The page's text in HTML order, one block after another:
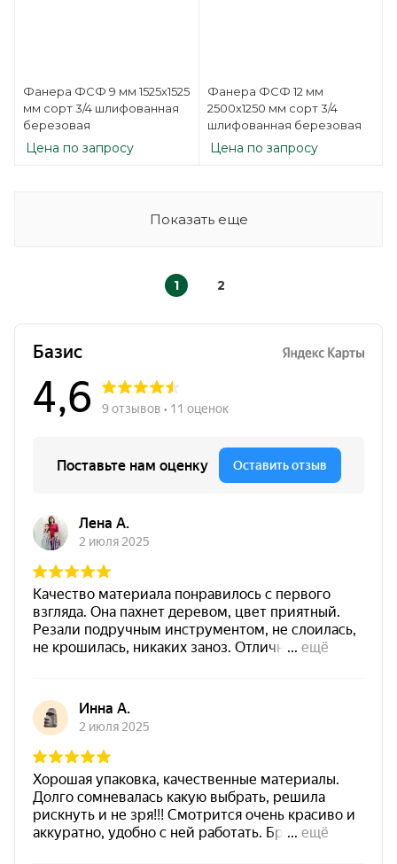
Фанера ФСФ 9 мм 1525х1525
мм сорт 3/4 шлифованная
березовая
Цена по запросу
Фанера ФСФ 12 мм
2500х1250 мм сорт 3/4
шлифованная березовая
Цена по запросу
Показать еще
1 2